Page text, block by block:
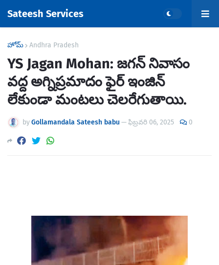
Sateesh Services
హోమ్ Andhra Pradesh
YS Jagan Mohan: జగన్ నివాసం
వద్ద అగ్నిప్రమాదం ఫైర్ ఇంజిన్
లేకుండా మంటలు చెలరేగుతాయి.
byGollamandala Sateesh babu —ఫిబ్రవరి 06, 2025 0